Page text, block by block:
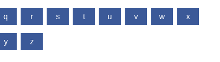
q r s t u v w x
y z